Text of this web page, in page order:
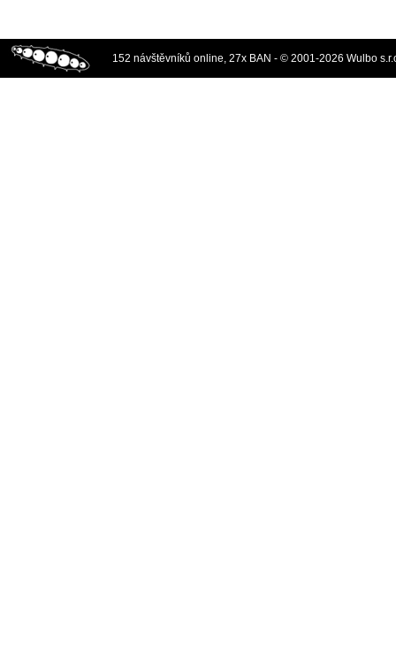
152 návštěvníků online, 27x BAN - © 2001-2026 Wulbo